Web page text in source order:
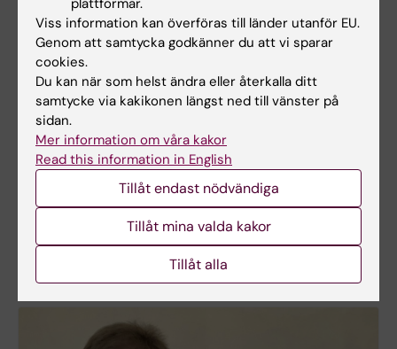
Framsteg i produktion av näthinneceller för
behandling av blindhet
Forskare vid CNS har hittat ett sätt att förfina
framställningen av näthinneceller från embryonala
stamceller för behandling av blindhet hos äldre.
Med hjälp av gensaxen CRISPR/Cas9 har de även
lyckats modifiera cellerna så att de kan gömma sig
från immunförsvaret och på så vis förhindra
avstötning.
plattformar.
Viss information kan överföras till länder utanför EU.
Genom att samtycka godkänner du att vi sparar
cookies.
Du kan när som helst ändra eller återkalla ditt
samtycke via kakikonen längst ned till vänster på
sidan.
Mer information om våra kakor
Read this information in English
Tillåt endast nödvändiga
Tillåt mina valda kakor
Tillåt alla